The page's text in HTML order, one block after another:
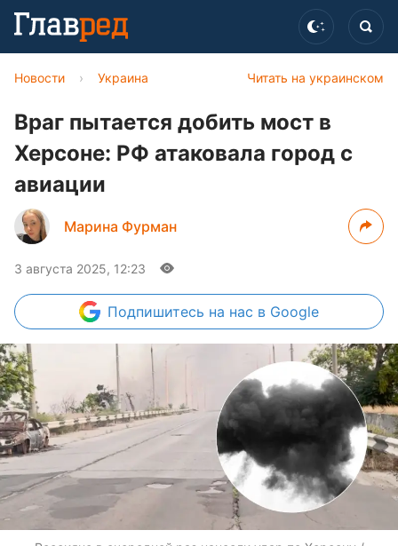
Читать на украинском
Новости › Украина
Враг пытается добить мост в
Херсоне: РФ атаковала город с
авиации
Марина Фурман
3 августа 2025, 12:23
Подпишитесь на нас в Google